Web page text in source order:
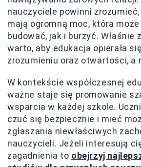
nauczyciele powinni zrozumieć,
mają ogromną moc, która
budować, jak i burzyć. Właśnie
warto, aby edukacja opierała
zrozumieniu oraz otwartości, a
W kontekście współczesnej
ważne staje się promowanie
wsparcia w każdej szkole.
czuć się bezpiecznie i mieć
zgłaszania niewłaściwych
nauczycieli. Jeżeli interesują
zagadnienia to obejrzyj